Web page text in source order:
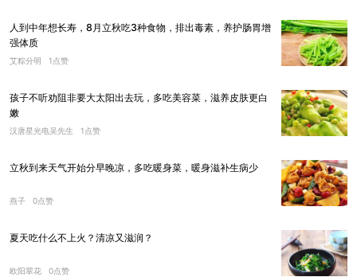
人到中年想长寿，8月立秋吃3种食物，排出毒素，养护肠胃增
强体质
艾粽分明 1点赞
孩子不听劝阻非要大太阳出去玩，多吃美容菜，滋养皮肤更白
嫩
汉唐星光电吴先生 1点赞
立秋到来天气开始分早晚凉，多吃暖身菜，暖身滋补生病少
燕子 0点赞
夏天吃什么不上火？清凉又滋润？
欧阳翠花 0点赞